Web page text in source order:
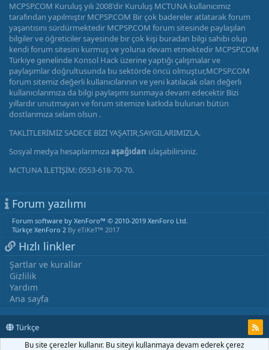
MCPSP.COM Kuruluş yılı 2008'dir Kuruluş MCTUNA kullanıcımız
tarafından yapılmıştır MCPSP.COM Bir çok badereler atlatarak forum
yaşantısını sürdürmektedir MCPSP.COM forum sitesinde paylaşılan
bilgiler ve öğreticiler sayesinde bir çok kişi buradan bilgi sahibi olup
kendi forum sitesini kurmuş ve yoluna devam etmektedir MCPSP.COM
Türkiye genelinde Konsol Hack üzerine yaptığı çalışmalar ve
paylaşımlar doğrultusunda bu sektörde öncü olmuştur,MCPSP.COM
forum sitemiz değerli kullanıcılarının ve yeni katılacak olan değerli
kullanıcılarımıza da bilgi paylaşımı sunmaya devam edecektir Bizi
yıllardır unutmayan ve forum sitemize katkıda bulunan bütün
dostlarımıza selam olsun .
TAKLİTLERİMİZ SADECE BİZİ YAŞATIR,SAYGILARIMIZLA.
Sosyal medya hesaplarımızaaşağıdan ulaşabilirsiniz.
MCTUNA İLETİŞİM: 0553-618-70-70.
Forum yazılımı
Forum software by XenForo™ © 2010-2019 XenForo Ltd.
Türkçe XenForo 2 By eTiKeT™ 2017
Hızlı linkler
Şartlar ve kurallar
Gizlilik
Yardım
Ana sayfa
Türkçe
Bu site çerezler kullanır. Bu siteyi kullanmaya devam ederek çerez